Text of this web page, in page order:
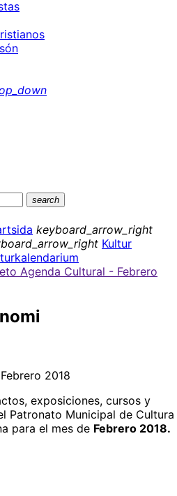
search
keyboard_arrow_right
Kultur
Agenda Cultural - Febrero
2018
exposiciones, cursos y
Patronato Municipal de Cultura
para el mes de Febrero 2018.